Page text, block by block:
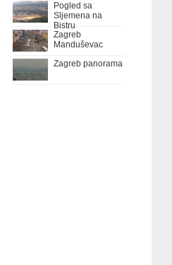
Pogled sa
Sljemena na
Bistru
Zagreb
Manduševac
Zagreb panorama